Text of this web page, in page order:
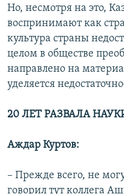
Но, несмотря на это,
воспринимают как
культура страны
целом в обществе
направлено на
уделяется
20 ЛЕТ РАЗВАЛА
Аждар Куртов:
– Прежде всего, не
говорил тут коллега